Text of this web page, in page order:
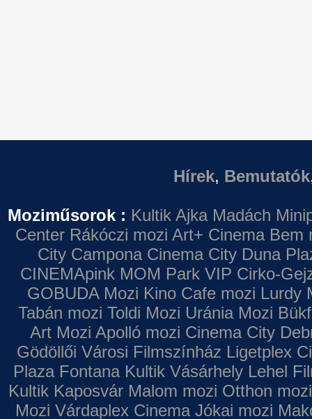
Hírek, Bemutatók
Moziműsorok : Kultik Ajka Madách
Center Rákóczi mozi Art+ Cinema Bem
City Campona Cinema City Duna
CINEMApink MOM Park VIP Cirko-
GOBUDA Mozi Kino Cafe mozi Lurdy
Tabán mozi Toldi Mozi Uránia Mozi
Art Mozi Apolló mozi Cinema City
Gödöllői Városi Filmszínház Ligetplex
Plaza Fontana Kultik Vásárhely Lehel
Kultik Kaposvár Malom mozi Otthon mozi
Mozi Várdaplex Cinema Jókai mozi